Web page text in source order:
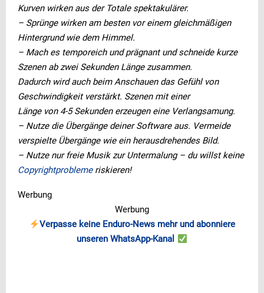
Kurven wirken aus der Totale spektakulärer.
– Sprünge wirken am besten vor einem gleichmäßigen
Hintergrund wie dem Himmel.
– Mach es temporeich und prägnant und schneide kurze
Szenen ab zwei Sekunden Länge zusammen.
Dadurch wird auch beim Anschauen das Gefühl von
Geschwindigkeit verstärkt. Szenen mit einer
Länge von 4-5 Sekunden erzeugen eine Verlangsamung.
– Nutze die Übergänge deiner Software aus. Vermeide
verspielte Übergänge wie ein herausdrehendes Bild.
– Nutze nur freie Musik zur Untermalung – du willst keine
Copyrightproblemeriskieren!
Werbung
Werbung
Verpasse keine Enduro-News mehr und abonniere
unseren WhatsApp-Kanal